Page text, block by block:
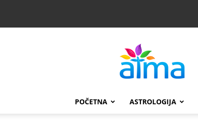
POČETNA ASTROLOGIJA